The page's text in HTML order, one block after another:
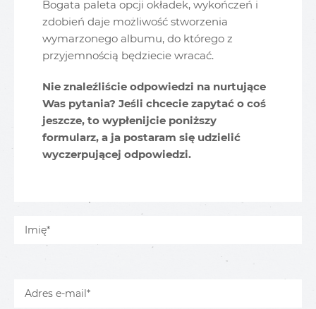
Bogata paleta opcji okładek, wykończeń i
zdobień daje możliwość stworzenia
wymarzonego albumu, do którego z
przyjemnością będziecie wracać.
Nie znaleźliście odpowiedzi na nurtujące
Was pytania? Jeśli chcecie zapytać o coś
jeszcze, to wypłenijcie poniższy
formularz, a ja postaram się udzielić
wyczerpującej odpowiedzi.